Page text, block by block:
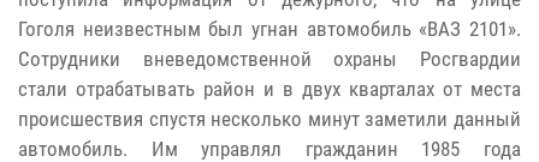
Гоголя неизвестным был угнан автомобиль «ВАЗ 2101».
Сотрудники вневедомственной охраны Росгвардии
стали отрабатывать район и в двух кварталах от места
происшествия спустя несколько минут заметили данный
автомобиль. Им управлял гражданин 1985 года